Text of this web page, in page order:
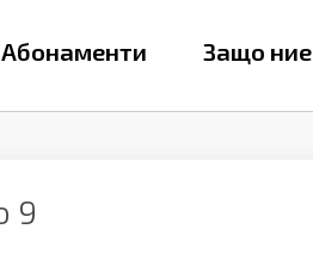
Абонаменти Защо ние
9